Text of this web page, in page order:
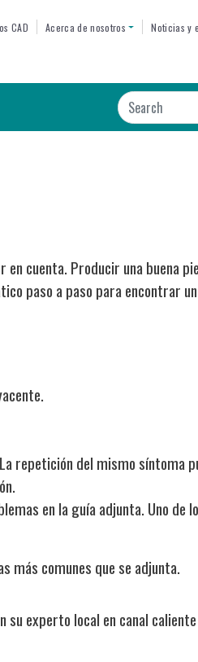
MENU
CAD Acerca de nosotros Noticias y
Search
cuenta. Producir una buena
paso a paso para encontrar
repetición del mismo síntoma
en la guía adjunta. Uno de
más comunes que se adjunta.
experto local en canal